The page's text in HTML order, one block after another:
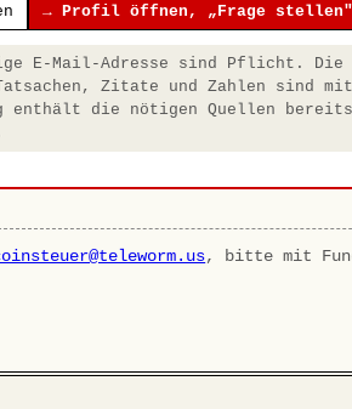
→ Profil öffnen, „Frage stellen"
E-Mail-Adresse sind Pflicht. Die
Zitate und Zahlen sind mit
enthält die nötigen Quellen
, bitte mit